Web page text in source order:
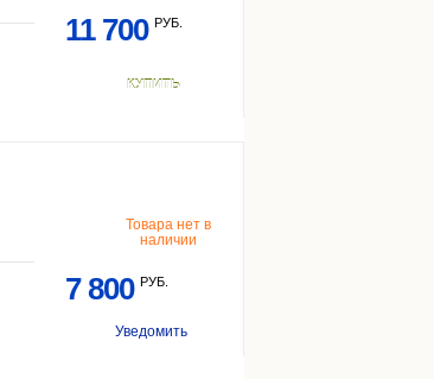
11 700 РУБ.
КУПИТЬ
Товара нет в
наличии
7 800 РУБ.
Уведомить